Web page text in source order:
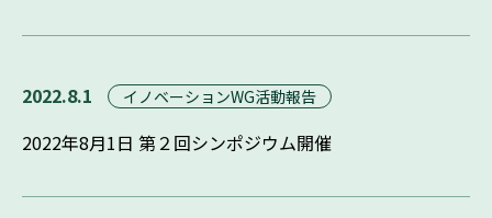
2022.8.1 イノベーションWG活動報告
2022年8月1日 第２回シンポジウム開催